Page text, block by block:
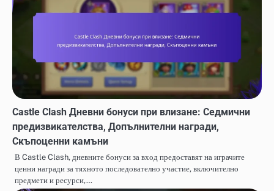
Castle Clash Дневни бонуси при влизане: Седмични
предизвикателства, Допълнителни награди,
Скъпоценни камъни
В Castle Clash, дневните бонуси за вход предоставят на играчите
ценни награди за тяхното последователно участие, включително
предмети и ресурси,…